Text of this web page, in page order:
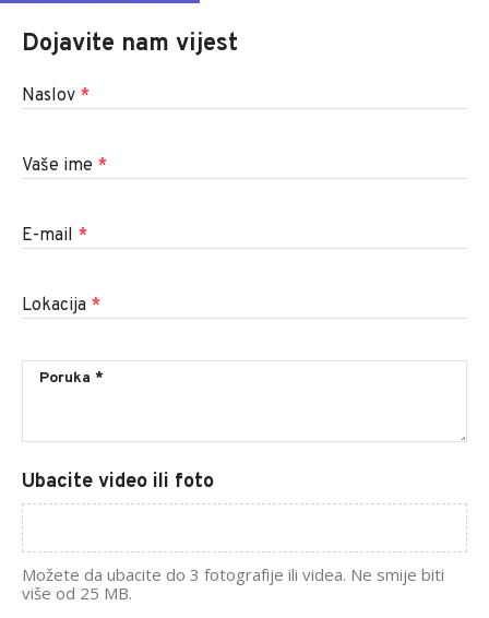
Dojavite nam vijest
Naslov *
Vaše ime *
E-mail *
Lokacija *
Ubacite video ili foto
Možete da ubacite do 3 fotografije ili videa. Ne smije biti
više od 25 MB.